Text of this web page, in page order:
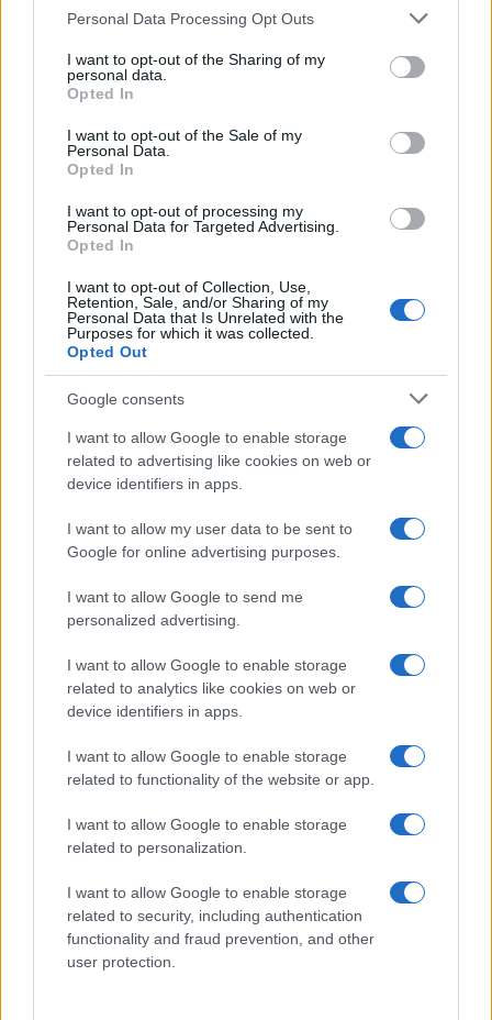
This information may also be disclosed by us to third parties
disclose it to other third parties.
Please note that this website/app uses one or more Google
services and may gather and store information including but
not limited to your visit or usage behaviour. You may click to
grant or deny consent to Google and its third-party tags to
consent section.
Personal Data Processing Opt Outs
I want to opt-out of the Sharing of my
personal data.
Opted In
I want to opt-out of the Sale of my
Personal Data.
Opted In
I want to opt-out of processing my
Personal Data for Targeted Advertising.
Opted In
I want to opt-out of Collection, Use,
Retention, Sale, and/or Sharing of my
Personal Data that Is Unrelated with the
Purposes for which it was collected.
Opted Out
Google consents
I want to allow Google to enable storage
related to advertising like cookies on web or
device identifiers in apps.
I want to allow my user data to be sent to
Google for online advertising purposes.
I want to allow Google to send me
personalized advertising.
I want to allow Google to enable storage
related to analytics like cookies on web or
device identifiers in apps.
I want to allow Google to enable storage
related to functionality of the website or app.
I want to allow Google to enable storage
related to personalization.
I want to allow Google to enable storage
related to security, including authentication
functionality and fraud prevention, and other
user protection.